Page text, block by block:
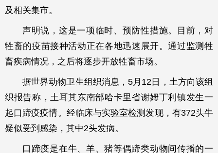
及相关集市。
声明说，这是一项临时、预防性措施。目前，对
牲畜的疫苗接种活动正在各地迅速展开。通过监测牲
畜疾病情况，之后将逐步开放牲畜市场。
据世界动物卫生组织消息，5月12日，土方向该组
织报告称，土耳其东南部哈卡里省谢姆丁利镇发生一
起口蹄疫疫情。经临床与实验室检测发现，有372头牛
疑似受到感染，其中2头发病。
口蹄疫是在牛、羊、猪等偶蹄类动物间传播的一